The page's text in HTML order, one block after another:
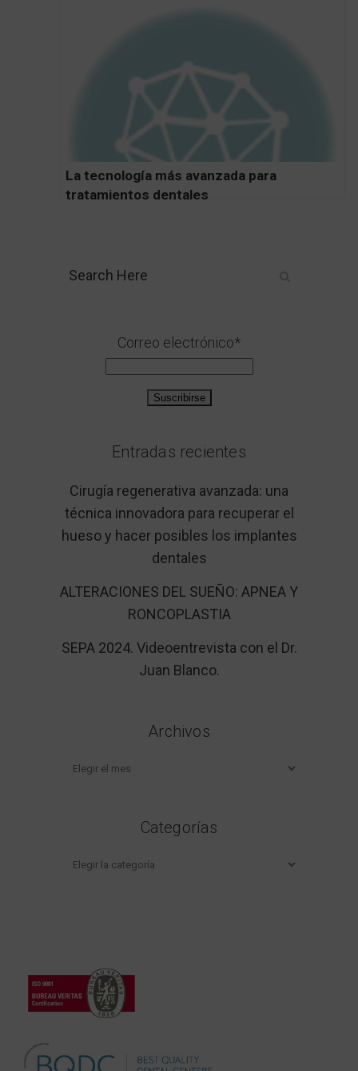
La tecnología más avanzada para
tratamientos dentales
Correo electrónico*
Entradas recientes
Cirugía regenerativa avanzada: una
técnica innovadora para recuperar el
hueso y hacer posibles los implantes
dentales
ALTERACIONES DEL SUEÑO: APNEA Y
RONCOPLASTIA
SEPA 2024. Videoentrevista con el Dr.
Juan Blanco.
Archivos
Archivos
Categorías
Categorías